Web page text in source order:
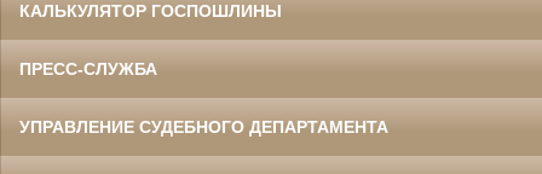
КАЛЬКУЛЯТОР ГОСПОШЛИНЫ
ПРЕСС-СЛУЖБА
УПРАВЛЕНИЕ СУДЕБНОГО ДЕПАРТАМЕНТА